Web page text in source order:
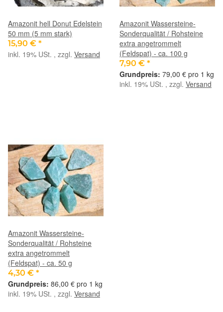
Amazonit hell Donut Edelstein
50 mm (5 mm stark)
15,90 € *
inkl. 19% USt. , zzgl. Versand
Amazonit Wassersteine-
Sonderqualität / Rohsteine
extra angetrommelt
(Feldspat) - ca. 100 g
7,90 € *
79,00 € pro 1 kg
inkl. 19% USt. , zzgl. Versand
Amazonit Wassersteine-
Sonderqualität / Rohsteine
extra angetrommelt
(Feldspat) - ca. 50 g
4,30 € *
86,00 € pro 1 kg
inkl. 19% USt. , zzgl. Versand